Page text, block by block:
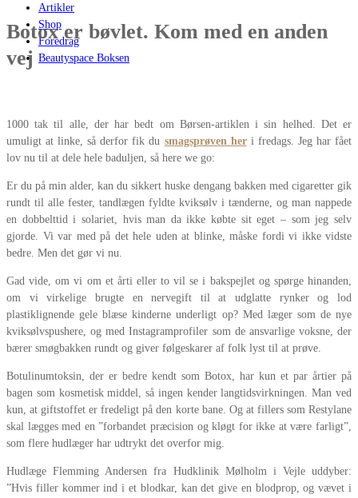
Artikler
Shop
Foredrag
Beautyspace Boksen
Botox er bøvlet. Kom med en anden
vej
1000 tak til alle, der har bedt om Børsen-artiklen i sin helhed. Det er
umuligt at linke, så derfor fik du smagsprøven heri fredags. Jeg har fået
lov nu til at dele hele baduljen, så here we go:
Er du på min alder, kan du sikkert huske dengang bakken med cigaretter gik
rundt til alle fester, tandlægen fyldte kviksølv i tænderne, og man nappede
en dobbelttid i solariet, hvis man da ikke købte sit eget – som jeg selv
gjorde. Vi var med på det hele uden at blinke, måske fordi vi ikke vidste
bedre. Men det gør vi nu.
Gad vide, om vi om et årti eller to vil se i bakspejlet og spørge hinanden,
om vi virkelige brugte en nervegift til at udglatte rynker og lod
plastiklignende gele blæse kinderne underligt op? Med læger som de nye
kviksølvspushere, og med Instagramprofiler som de ansvarlige voksne, der
bærer smøgbakken rundt og giver følgeskarer af folk lyst til at prøve.
Botulinumtoksin, der er bedre kendt som Botox, har kun et par årtier på
bagen som kosmetisk middel, så ingen kender langtidsvirkningen. Man ved
kun, at giftstoffet er fredeligt på den korte bane. Og at fillers som Restylane
skal lægges med en ”forbandet præcision og kløgt for ikke at være farligt”,
som flere hudlæger har udtrykt det overfor mig.
Hudlæge Flemming Andersen fra Hudklinik Mølholm i Vejle uddyber:
”Hvis filler kommer ind i et blodkar, kan det give en blodprop, og vævet i